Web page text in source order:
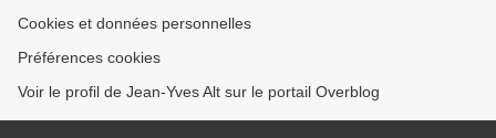
Cookies et données personnelles
Préférences cookies
Voir le profil de Jean-Yves Alt sur le portail Overblog